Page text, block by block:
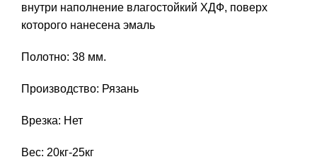
внутри наполнение влагостойкий ХДФ, поверх
которого нанесена эмаль
Полотно: 38 мм.
Производство: Рязань
Врезка: Нет
Вес: 20кг-25кг